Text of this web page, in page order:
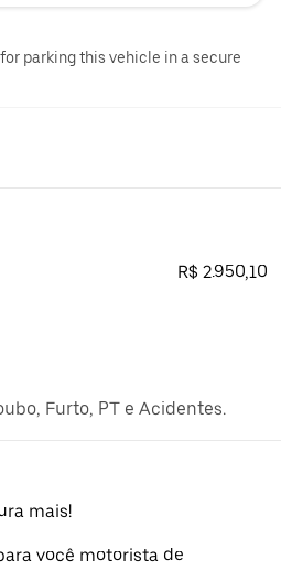
parking this vehicle in a secure
R$ 2.950,10
Furto, PT e Acidentes.
mais!
você motorista de